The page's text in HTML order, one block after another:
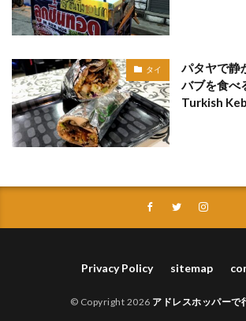
タイ
パタヤで静
バブを食べ
Turkish
Privacy Policy sitemap
© Copyright 2026 アドレスホッパーで